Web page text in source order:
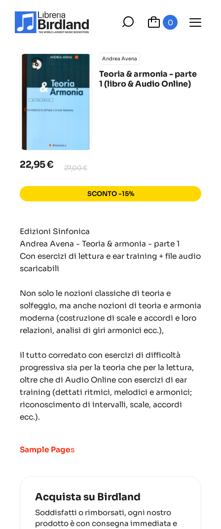
0
Andrea Avena
Teoria & armonia - parte
1 (libro & Audio Online)
22,95 € 27,00 €
SCONTO -15%
Edizioni Sinfonica
Andrea Avena - Teoria & armonia - parte 1
Con esercizi di lettura e ear training + file audio
scaricabili
Non solo le nozioni classiche di teoria e
solfeggio, ma anche nozioni di teoria e armonia
moderna (costruzione di scale e accordi e loro
relazioni, analisi di giri armonici ecc.),
il tutto corredato con esercizi di difficoltà
progressiva sia per la teoria che per la lettura,
oltre che di Audio Online con esercizi di ear
training (dettati ritmici, melodici e armonici;
riconoscimento di intervalli, scale, accordi
ecc.).
Sample Pages
Acquista su Birdland
Soddisfatti o rimborsati, ogni nostro
prodotto è con consegna immediata e